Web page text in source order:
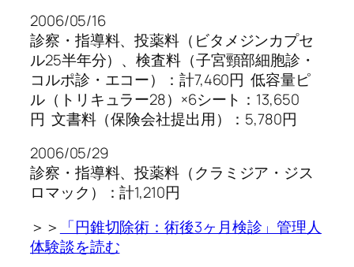
2006/05/16
診察・指導料、投薬料（ビタメジンカプセ
ル25半年分）、検査料（子宮頸部細胞診・
コルポ診・エコー）：計7,460円 低容量ピ
ル（トリキュラー28）×6シート：13,650
円 文書料（保険会社提出用）：5,780円
2006/05/29
診察・指導料、投薬料（クラミジア・ジス
ロマック）：計1,210円
＞＞ 「円錐切除術：術後3ヶ月検診」管理人
体験談を読む